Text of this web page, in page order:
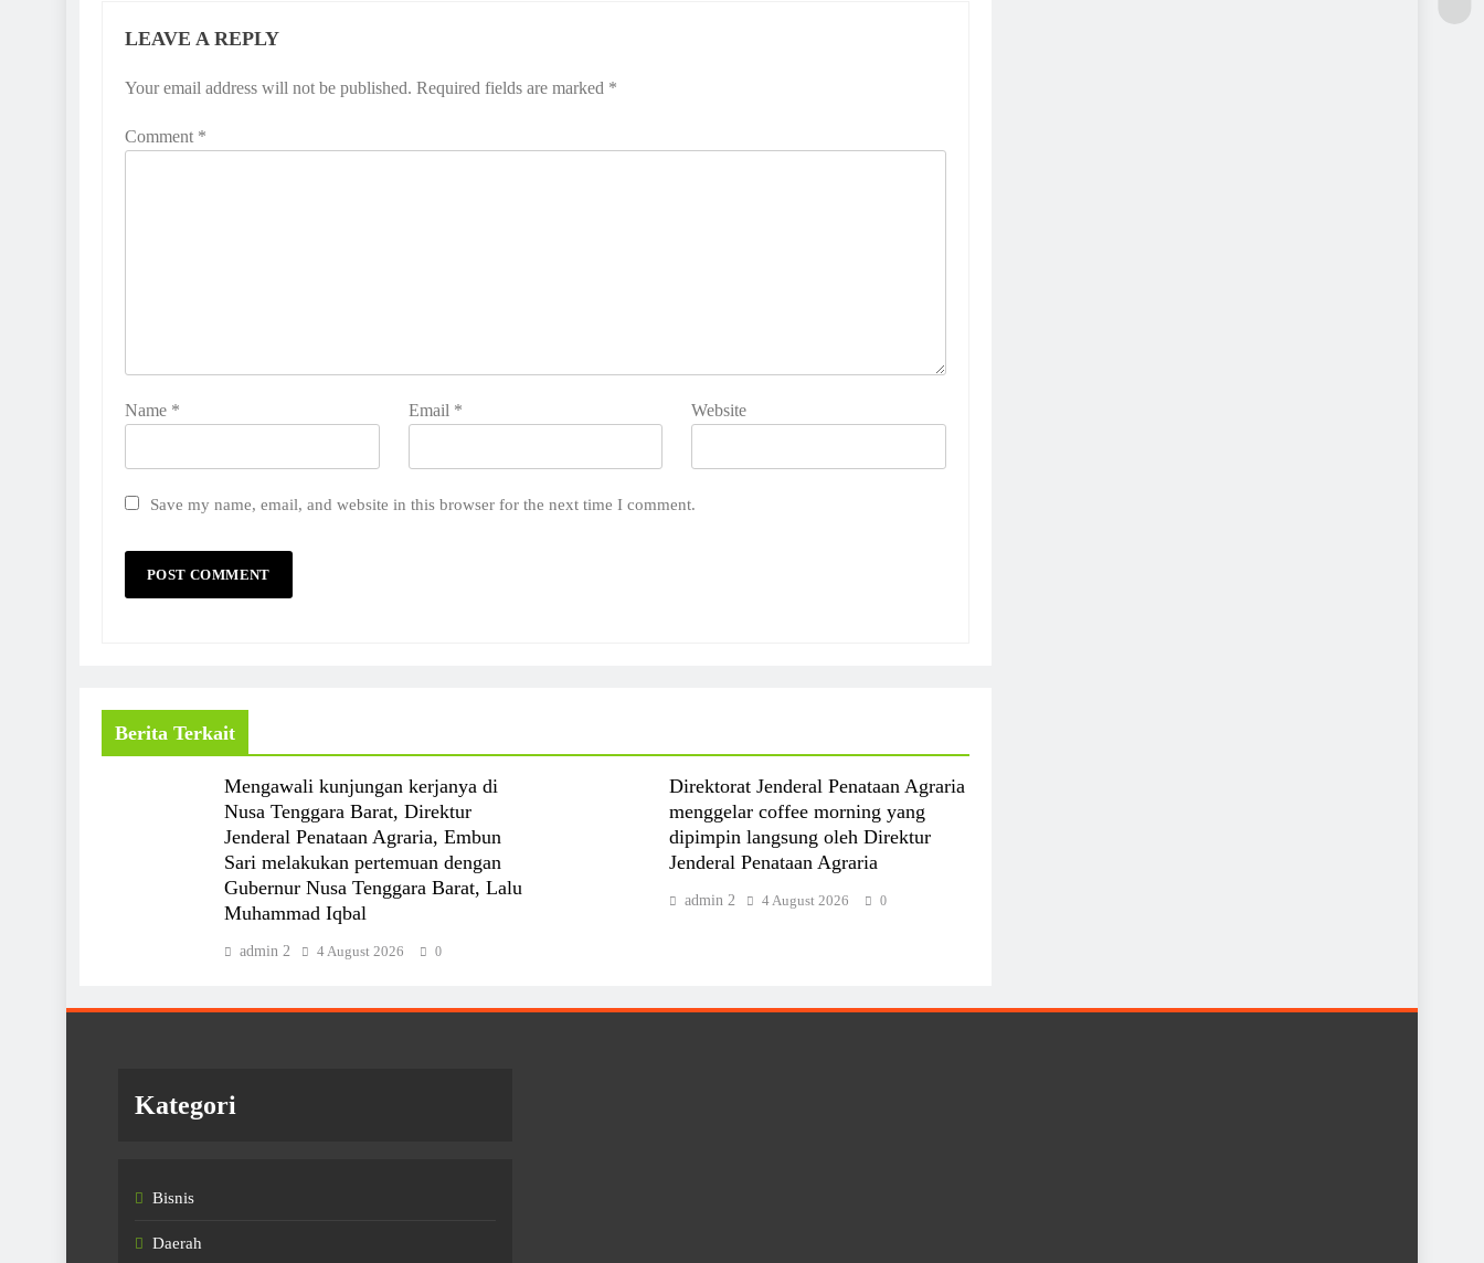
LEAVE A REPLY
Your email address will not be published. Required fields are marked *
Comment *
Name * Email * Website
Save my name, email, and website in this browser for the next time I comment.
Berita Terkait
Mengawali kunjungan kerjanya di
Nusa Tenggara Barat, Direktur
Jenderal Penataan Agraria, Embun
Sari melakukan pertemuan dengan
Gubernur Nusa Tenggara Barat, Lalu
Muhammad Iqbal
admin 2 4 August 2026 0
Direktorat Jenderal Penataan Agraria
menggelar coffee morning yang
dipimpin langsung oleh Direktur
Jenderal Penataan Agraria
admin 2 4 August 2026 0
Kategori
Bisnis
Daerah